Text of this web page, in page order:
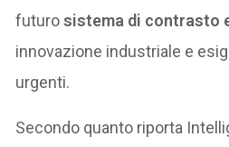
futurosistema di contrasto
innovazione industriale e
urgenti.
Secondo quanto riporta